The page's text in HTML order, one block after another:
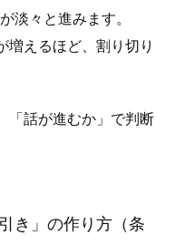
淡々と進みます。
増えるほど、割り切り
「話が進むか」で判断
き」の作り方（条